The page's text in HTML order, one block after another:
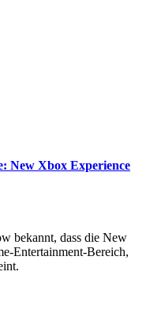
New Xbox Experience
bekannt, dass die New
Entertainment-Bereich,